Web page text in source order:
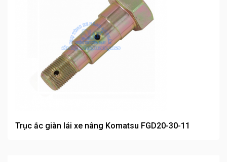
Trục ắc giàn lái xe nâng Komatsu FGD20-30-11